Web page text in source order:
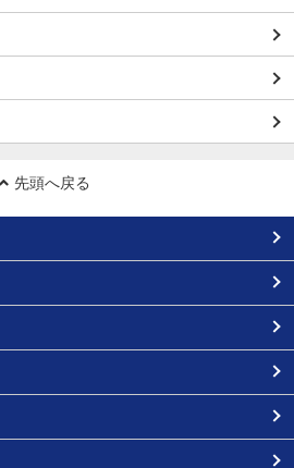
先頭へ戻る